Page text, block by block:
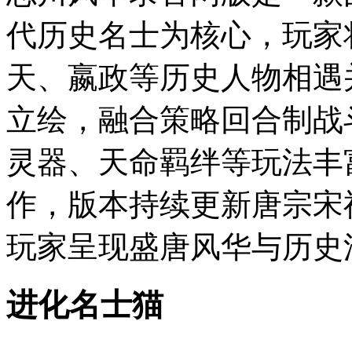
代历史名士为核心，玩
天、嬴政等历史人物相
立绘，融合策略回合制
灵器、天命羁绊等玩法
作，版本持续更新唐宗
玩家呈现盛唐风华与历史
进化名士猫